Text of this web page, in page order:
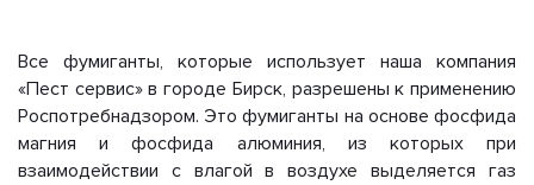
Все фумиганты, которые использует наша компания
«Пест сервис» в городе Бирск, разрешены к применению
Роспотребнадзором. Это фумиганты на основе фосфида
магния и фосфида алюминия, из которых при
взаимодействии с влагой в воздухе выделяется газ